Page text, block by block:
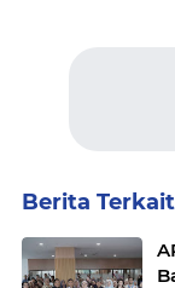
Berita Terkait